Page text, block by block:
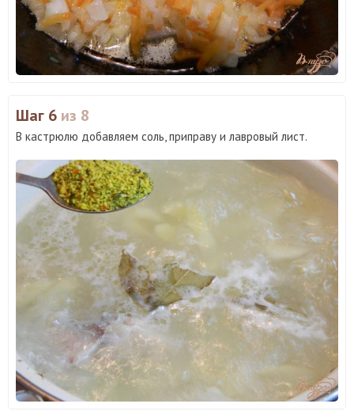
Шаг 6 из 8
В кастрюлю добавляем соль, приправу и лавровый лист.